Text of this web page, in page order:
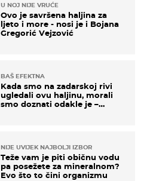
U NOJ NIJE VRUĆE
Ovo je savršena haljina za
ljeto i more - nosi je i Bojana
Gregorić Vejzović
BAŠ EFEKTNA
Kada smo na zadarskoj rivi
ugledali ovu haljinu, morali
smo doznati odakle je –
NIJE UVIJEK NAJBOLJI IZBOR
Teže vam je piti običnu vodu
pa posežete za mineralnom?
Evo što to čini organizmu